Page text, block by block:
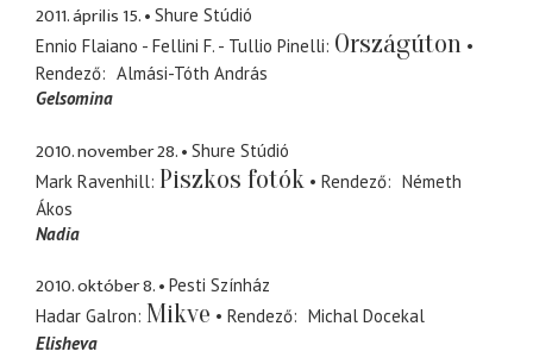
2011. április 15.
Shure Stúdió
Ennio Flaiano - Fellini F. - Tullio Pinelli Országúton
Rendező
Almási-Tóth András
Gelsomina
2010. november 28.
Shure Stúdió
Mark Ravenhill Piszkos fotók Rendező
Németh
Ákos
Nadia
2010. október 8.
Pesti Színház
Hadar Galron Mikve Rendező
Michal Docekal
Elisheva